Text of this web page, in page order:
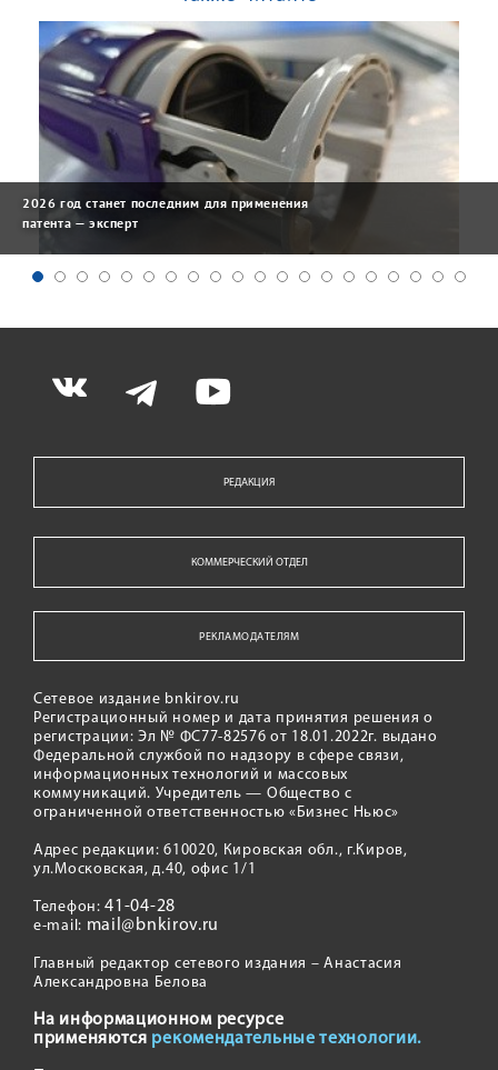
2026 год станет последним для применения
патента — эксперт
РЕДАКЦИЯ
КОММЕРЧЕСКИЙ ОТДЕЛ
РЕКЛАМОДАТЕЛЯМ
Сетевое издание bnkirov.ru
Регистрационный номер и дата принятия решения о
регистрации: Эл № ФС77-82576 от 18.01.2022г. выдано
Федеральной службой по надзору в сфере связи,
информационных технологий и массовых
коммуникаций. Учредитель — Общество с
ограниченной ответственностью «Бизнес Ньюс»
Адрес редакции: 610020, Кировская обл., г.Киров,
ул.Московская, д.40, офис 1/1
Телефон:41-04-28
e-mail: mail@bnkirov.ru
Главный редактор сетевого издания – Анастасия
Александровна Белова
На информационном ресурсе
применяются рекомендательные технологии.